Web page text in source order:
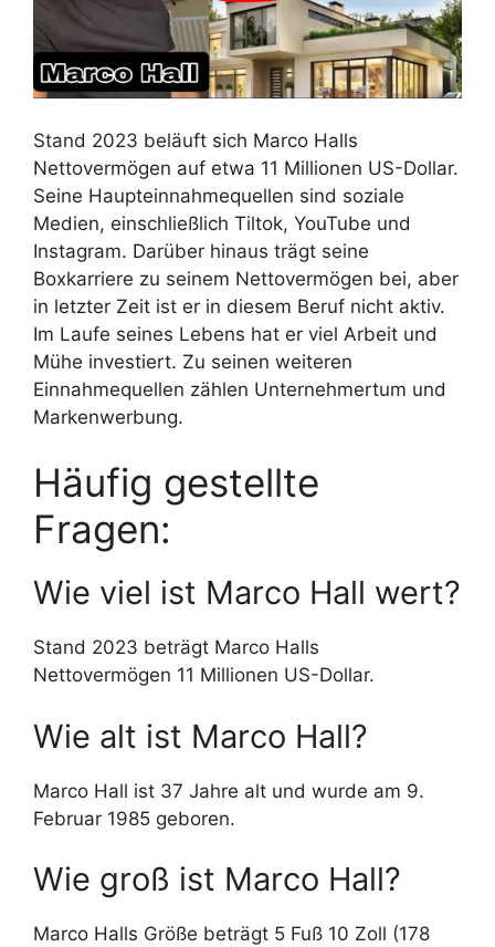
Stand 2023 beläuft sich Marco Halls
Nettovermögen auf etwa 11 Millionen US-Dollar.
Seine Haupteinnahmequellen sind soziale
Medien, einschließlich Tiltok, YouTube und
Instagram. Darüber hinaus trägt seine
Boxkarriere zu seinem Nettovermögen bei, aber
in letzter Zeit ist er in diesem Beruf nicht aktiv.
Im Laufe seines Lebens hat er viel Arbeit und
Mühe investiert. Zu seinen weiteren
Einnahmequellen zählen Unternehmertum und
Markenwerbung.
Häufig gestellte
Fragen:
Wie viel ist Marco Hall wert?
Stand 2023 beträgt Marco Halls
Nettovermögen 11 Millionen US-Dollar.
Wie alt ist Marco Hall?
Marco Hall ist 37 Jahre alt und wurde am 9.
Februar 1985 geboren.
Wie groß ist Marco Hall?
Marco Halls Größe beträgt 5 Fuß 10 Zoll (178